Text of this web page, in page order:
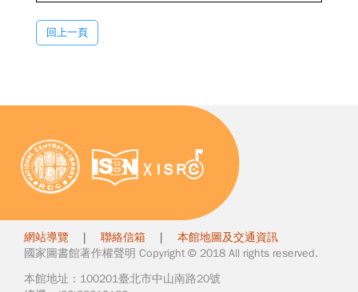
回上一頁
網站導覽 | 聯絡信箱 | 本館地圖及交通資訊
國家圖書館著作權聲明 Copyright © 2018 All rights reserved.
本館地址：100201臺北市中山南路20號